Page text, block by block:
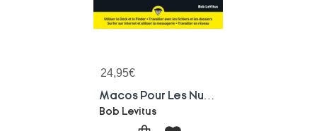
24,95€
Bob Levitus